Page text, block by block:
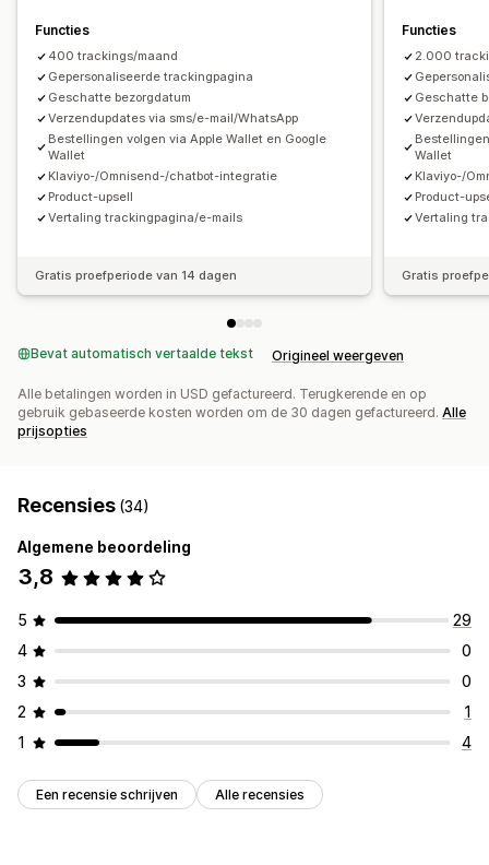
Functies
400 trackings/maand
Gepersonaliseerde trackingpagina
Geschatte bezorgdatum
Verzendupdates via sms/e-mail/WhatsApp
Bestellingen volgen via Apple Wallet en Google
Wallet
Klaviyo-/Omnisend-/chatbot-integratie
Product-upsell
Vertaling trackingpagina/e-mails
Gratis proefperiode van 14 dagen
Functies
2.000
Geschatte
Wallet
Klaviyo-/
Product-
Vertaling
Gratis
Bevat automatisch vertaalde tekst Origineel weergeven
Alle betalingen worden in USD gefactureerd. Terugkerende en op
gebruik gebaseerde kosten worden om de 30 dagen gefactureerd. Alle
prijsopties
Recensies (34)
Algemene beoordeling
3,8
5
29
4
0
3
0
2
1
1
4
Een recensie schrijven Alle recensies